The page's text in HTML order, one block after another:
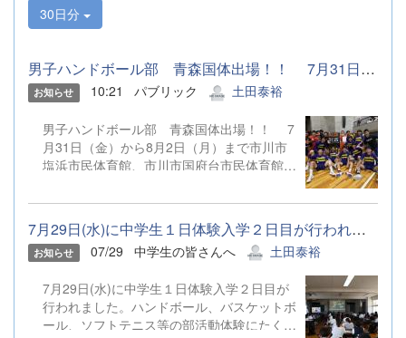
30日分
男子ハンドボール部 青森国体出場！！ 7月31日（金）から8月2...
お知らせ 10:21 パブリック 土田泰裕
男子ハンドボール部 青森国体出場！！ 7
月31日（金）から8月2日（月）まで市川市
塩浜市民体育館、市川市国府台市民体育館他
ドボール競技関東ブロック大会を勝ち抜
き、 関東ブロック代表として第80回国民
スポーツ大会（本大会）に出場を決めまし
た。 第80回国民スポーツ大会（本大会）
マエダアリーナ、野辺地高校体育館他にて行
われます。 引き続き温かいご声援をよろし
くお願いします。
7月29日(水)に中学生１日体験入学２日目が行われました。ハンドボ...
お知らせ 07/29 中学生の皆さんへ 土田泰裕
7月29日(水)に中学生１日体験入学２日目が
行われました。ハンドボール、バスケットボ
ール、ソフトテニス等の部活動体験にたくさ